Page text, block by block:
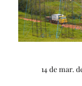
14 de mar.